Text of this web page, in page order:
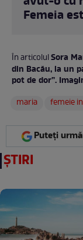
Femeia
În articolulSora
din Bacău, la un
pot de dor”.
maria
femeie
Puteți
ȘTIRI